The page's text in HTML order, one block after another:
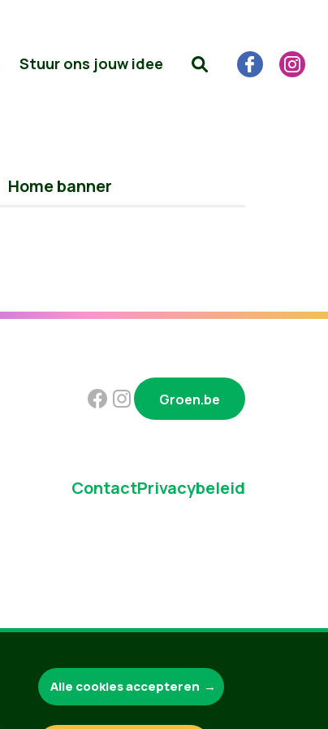
Stuur ons jouw idee
Home banner
Groen.be
ContactPrivacybeleid
Alle cookies accepteren